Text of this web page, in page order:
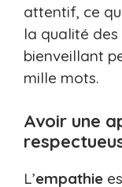
attentif, ce
la qualité
bienveillant
mille mots.
Avoir une
L’empathie